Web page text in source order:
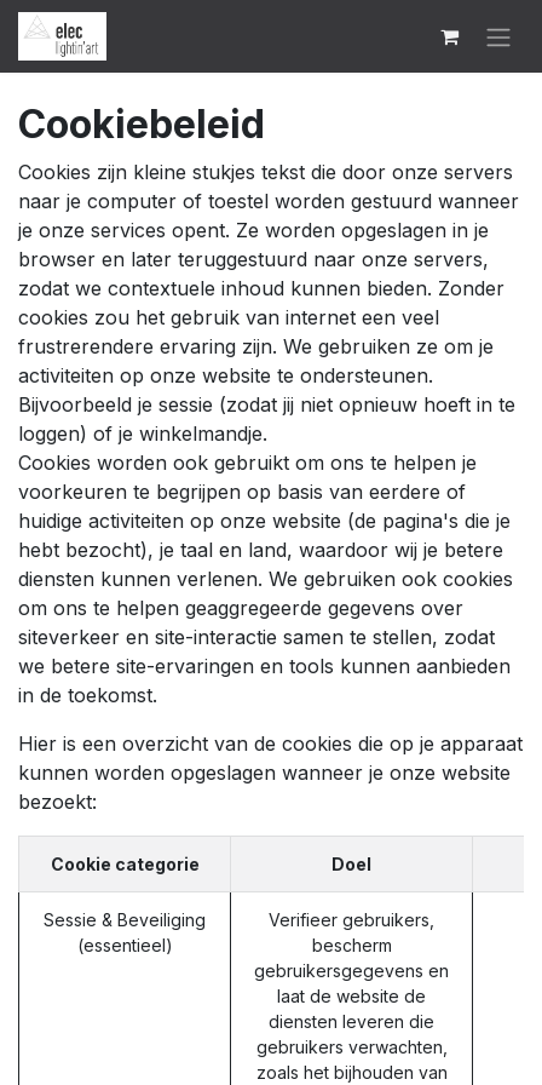
Cookiebeleid
Cookies zijn kleine stukjes tekst die door onze servers
naar je computer of toestel worden gestuurd wanneer
je onze services opent. Ze worden opgeslagen in je
browser en later teruggestuurd naar onze servers,
zodat we contextuele inhoud kunnen bieden. Zonder
cookies zou het gebruik van internet een veel
frustrerendere ervaring zijn. We gebruiken ze om je
activiteiten op onze website te ondersteunen.
Bijvoorbeeld je sessie (zodat jij niet opnieuw hoeft in te
loggen) of je winkelmandje.
Cookies worden ook gebruikt om ons te helpen je
voorkeuren te begrijpen op basis van eerdere of
huidige activiteiten op onze website (de pagina's die je
hebt bezocht), je taal en land, waardoor wij je betere
diensten kunnen verlenen. We gebruiken ook cookies
om ons te helpen geaggregeerde gegevens over
siteverkeer en site-interactie samen te stellen, zodat
we betere site-ervaringen en tools kunnen aanbieden
in de toekomst.
Hier is een overzicht van de cookies die op je apparaat
kunnen worden opgeslagen wanneer je onze website
bezoekt:
Cookie categorie Doel
Sessie & Beveiliging
(essentieel)
Verifieer gebruikers,
bescherm
gebruikersgegevens en
laat de website de
diensten leveren die
gebruikers verwachten,
zoals het bijhouden van